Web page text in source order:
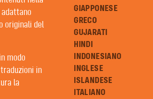
GIAPPONESE
GRECO
GUJARATI
HINDI
INDONESIANO
INGLESE
ISLANDESE
ITALIANO
originali del
modo
in
la